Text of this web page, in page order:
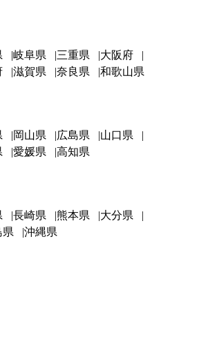
岐阜県 三重県
大阪府
滋賀県 奈良県 和歌山県
岡山県 広島県
山口県
愛媛県 高知県
長崎県 熊本県
大分県
県 沖縄県